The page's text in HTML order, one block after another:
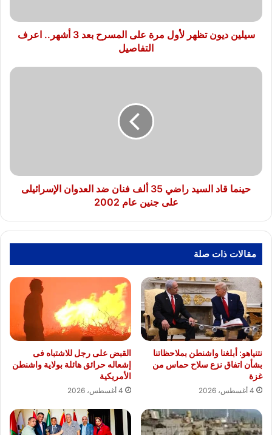
3
أشهر..
سيلين ديون تظهر لأول مرة على المسرح بعد 3 أشهر.. اعرف
التفاصيل
حينما
العدوان
الإسرائيلى
حينما قاد السيد راضي 35 ألف فنان ضد العدوان الإسرائيلى
على جنين عام 2002
مقالات ذات صلة
نتنياهو: أبلغنا واشنطن بملاحظاتنا
بشأن اتفاق نزع سلاح حماس من
غزة
4 أغسطس، 2026
القبض على رجل للاشتباه فى
إشعاله حرائق هائلة بولاية واشنطن
الأمريكية
4 أغسطس، 2026